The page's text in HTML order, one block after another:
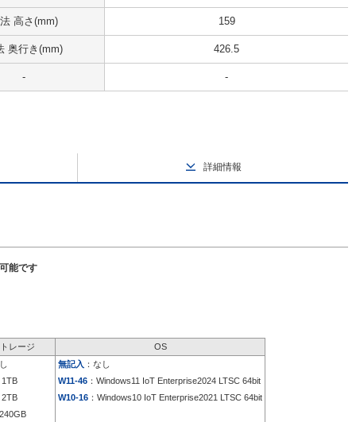
高さ(mm) 159
奥行き(mm) 426.5
- -
詳細情報
能です
レージ OS
無記入 ：なし
1TB W11-46 ：Windows11 IoT Enterprise2024 LTSC 64bit
2TB W10-16 ：Windows10 IoT Enterprise2021 LTSC 64bit